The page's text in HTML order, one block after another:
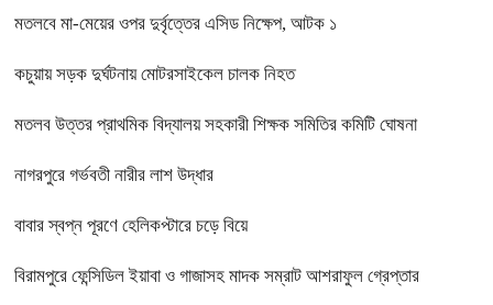
মতলবে মা-মেয়ের ওপর দুর্বৃত্তের এসিড নিক্ষেপ, আটক ১
কচুয়ায় সড়ক দুর্ঘটনায় মোটরসাইকেল চালক নিহত
মতলব উত্তর প্রাথমিক বিদ্যালয় সহকারী শিক্ষক সমিতির কমিটি ঘোষনা
নাগরপুরে গর্ভবতী নারীর লাশ উদ্ধার
বাবার স্বপ্ন পূরণে হেলিকপ্টারে চড়ে বিয়ে
বিরামপুরে ফেন্সিডিল ইয়াবা ও গাজাসহ মাদক সম্রাট আশরাফুল গ্রেপ্তার